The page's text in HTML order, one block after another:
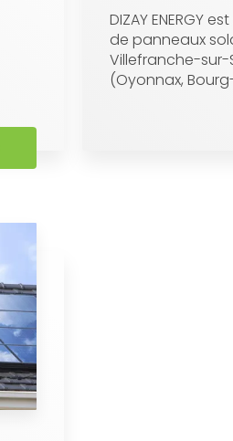
DIZAY ENERGY
de panneaux
Villefranche-sur-
(Oyonnax,